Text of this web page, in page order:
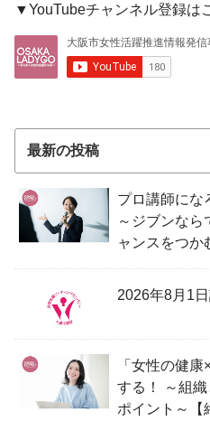
▼YouTubeチャンネル登録は
最新の投稿
プロ講師にな
～ジブンなら
ャンスをつか
2026年8月1
「女性の健
する！ ～組
ポイント～【